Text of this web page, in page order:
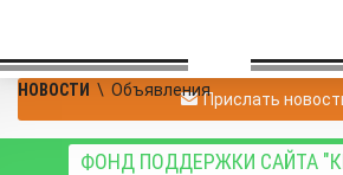
НОВОСТИ \ ОбъявленияПрислать
ФОНД ПОДДЕРЖКИ САЙТА